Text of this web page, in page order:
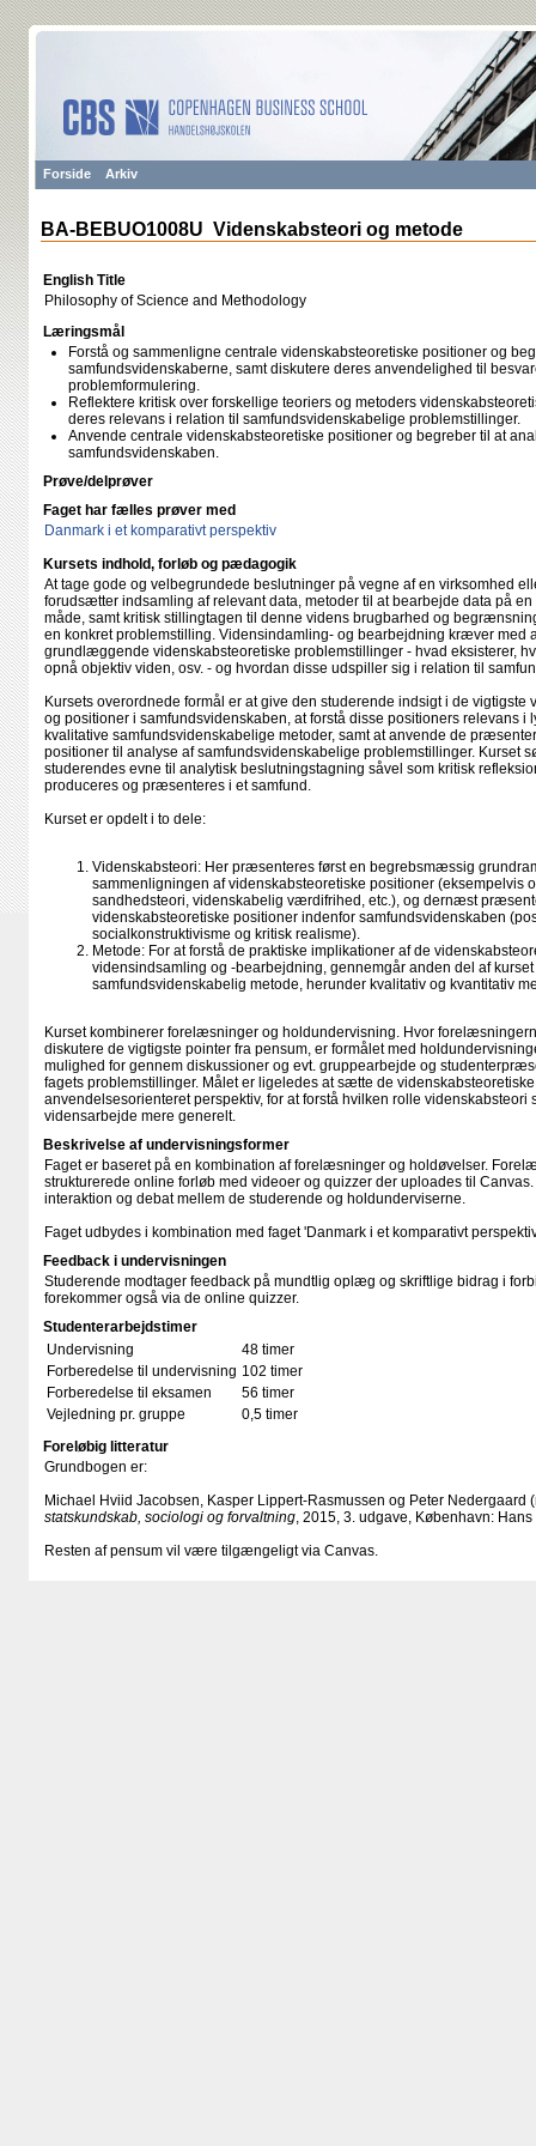
Forside Arkiv
BA-BEBUO1008U Videnskabsteori og metode
English Title
Philosophy of Science and Methodology
Læringsmål
Forstå og sammenligne centrale videnskabsteoretiske positioner og
samfundsvidenskaberne, samt diskutere deres anvendelighed til
problemformulering.
Reflektere kritisk over forskellige teoriers og metoders
deres relevans i relation til samfundsvidenskabelige problemstillinger.
Anvende centrale videnskabsteoretiske positioner og begreber til at
samfundsvidenskaben.
Prøve/delprøver
Faget har fælles prøver med
Danmark i et komparativt perspektiv
Kursets indhold, forløb og pædagogik
At tage gode og velbegrundede beslutninger på vegne af en virksomhed
forudsætter indsamling af relevant data, metoder til at bearbejde data på
måde, samt kritisk stillingtagen til denne videns brugbarhed og
en konkret problemstilling. Vidensindamling- og bearbejdning kræver med
grundlæggende videnskabsteoretiske problemstillinger - hvad eksisterer,
opnå objektiv viden, osv. - og hvordan disse udspiller sig i relation til
Kursets overordnede formål er at give den studerende indsigt i de vigtigste
og positioner i samfundsvidenskaben, at forstå disse positioners relevans i
kvalitative samfundsvidenskabelige metoder, samt at anvende de
positioner til analyse af samfundsvidenskabelige problemstillinger. Kurset
studerendes evne til analytisk beslutningstagning såvel som kritisk
produceres og præsenteres i et samfund.
Kurset er opdelt i to dele:
Videnskabsteori: Her præsenteres først en begrebsmæssig
sammenligningen af videnskabsteoretiske positioner (eksempelvis
sandhedsteori, videnskabelig værdifrihed, etc.), og dernæst
videnskabsteoretiske positioner indenfor samfundsvidenskaben
socialkonstruktivisme og kritisk realisme).
Metode: For at forstå de praktiske implikationer af de
vidensindsamling og -bearbejdning, gennemgår anden del af
samfundsvidenskabelig metode, herunder kvalitativ og kvantitativ
Kurset kombinerer forelæsninger og holdundervisning. Hvor
diskutere de vigtigste pointer fra pensum, er formålet med
mulighed for gennem diskussioner og evt. gruppearbejde og
fagets problemstillinger. Målet er ligeledes at sætte de
anvendelsesorienteret perspektiv, for at forstå hvilken rolle videnskabsteori
vidensarbejde mere generelt.
Beskrivelse af undervisningsformer
Faget er baseret på en kombination af forelæsninger og holdøvelser.
strukturerede online forløb med videoer og quizzer der uploades til
interaktion og debat mellem de studerende og holdunderviserne.
Faget udbydes i kombination med faget 'Danmark i et komparativt
Feedback i undervisningen
Studerende modtager feedback på mundtlig oplæg og skriftlige bidrag i
forekommer også via de online quizzer.
Studenterarbejdstimer
Undervisning
48 timer
Forberedelse til undervisning 102 timer
Forberedelse til eksamen
56 timer
Vejledning pr. gruppe
0,5 timer
Foreløbig litteratur
Grundbogen er:
Michael Hviid Jacobsen, Kasper Lippert-Rasmussen og Peter Nedergaard
statskundskab, sociologi og forvaltning, 2015, 3. udgave, København:
Resten af pensum vil være tilgængeligt via Canvas.